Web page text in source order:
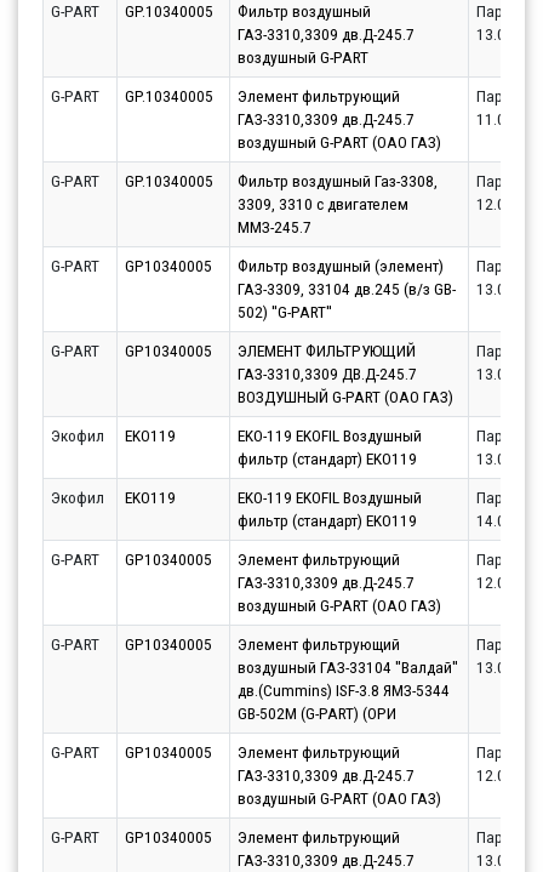
G-PART GP.10340005
Фильтр воздушный
ГАЗ-3310,3309 дв.Д-245.7
воздушный G-PART
Партнёр
G-PART GP.10340005
Элемент фильтрующий
ГАЗ-3310,3309 дв.Д-245.7
воздушный G-PART (ОАО ГАЗ)
Партнёр
G-PART GP.10340005
Фильтр воздушный Газ-3308,
3309, 3310 с двигателем
ММЗ-245.7
Партнёр
G-PART GP10340005
Фильтр воздушный (элемент)
ГАЗ-3309, 33104 дв.245 (в/з GB-
502) ''G-PART''
Партнёр
G-PART GP10340005
ЭЛЕМЕНТ ФИЛЬТРУЮЩИЙ
ГАЗ-3310,3309 ДВ.Д-245.7
ВОЗДУШНЫЙ G-PART (ОАО ГАЗ)
Партнёр
Экофил EKO119
EKO-119 EKOFIL Воздушный
фильтр (стандарт) EKO119
Партнёр
Экофил
EKO119
EKO-119 EKOFIL Воздушный
фильтр (стандарт) EKO119
Партнёр
G-PART
GP10340005
Элемент фильтрующий
ГАЗ-3310,3309 дв.Д-245.7
воздушный G-PART (ОАО ГАЗ)
Партнёр
G-PART GP10340005
Элемент фильтрующий
воздушный ГАЗ-33104 ''Валдай''
дв.(Cummins) ISF-3.8 ЯМЗ-5344
GB-502М (G-PART) (ОРИ
Партнёр
G-PART GP10340005
Элемент фильтрующий
ГАЗ-3310,3309 дв.Д-245.7
воздушный G-PART (ОАО ГАЗ)
Партнёр
G-PART GP10340005
Элемент фильтрующий
ГАЗ-3310,3309 дв.Д-245.7
Партнёр